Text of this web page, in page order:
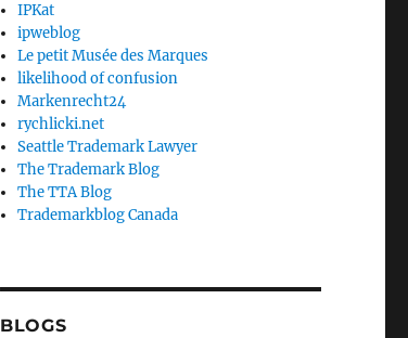
IPKat
ipweblog
Le petit Musée des Marques
likelihood of confusion
Markenrecht24
rychlicki.net
Seattle Trademark Lawyer
The Trademark Blog
The TTA Blog
Trademarkblog Canada
BLOGS